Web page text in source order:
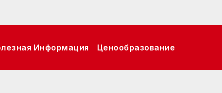
Информация Ценообразование